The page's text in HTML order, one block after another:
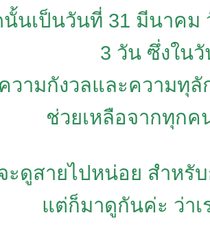
นั้นเป็นวันที่ 31 มีนาค
3 วัน ซึ่งใน
วามกังวลและความทุ
ช่วยเหลือจากทุกค
ะดูสายไปหน่อย สำหรั
แต่ก็มาดูกันค่ะ ว่าเ